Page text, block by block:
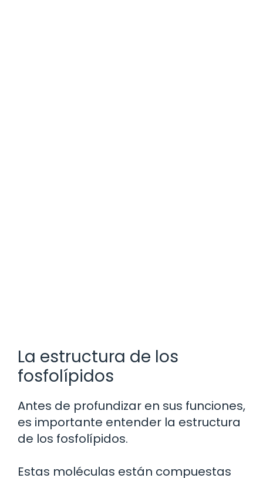
La estructura de los
fosfolípidos
Antes de profundizar en sus funciones,
es importante entender la estructura
de los fosfolípidos.
Estas moléculas están compuestas